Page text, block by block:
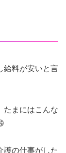
給料が安いと言
たまにはこんな
護の仕事がした